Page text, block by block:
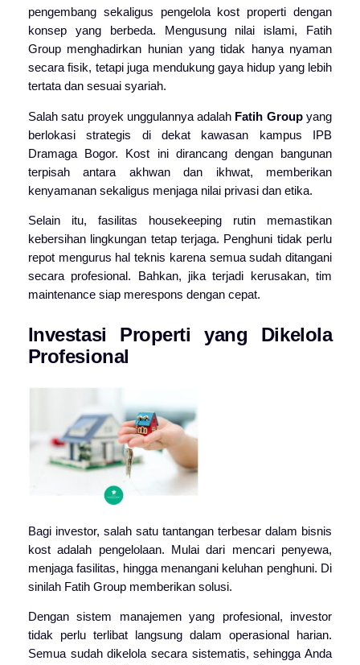
pengembang sekaligus pengelola kost properti dengan
konsep yang berbeda. Mengusung nilai islami, Fatih
Group menghadirkan hunian yang tidak hanya nyaman
secara fisik, tetapi juga mendukung gaya hidup yang lebih
tertata dan sesuai syariah.
Salah satu proyek unggulannya adalah Fatih Groupyang
berlokasi strategis di dekat kawasan kampus IPB
Dramaga Bogor. Kost ini dirancang dengan bangunan
terpisah antara akhwan dan ikhwat, memberikan
kenyamanan sekaligus menjaga nilai privasi dan etika.
Selain itu, fasilitas housekeeping rutin memastikan
kebersihan lingkungan tetap terjaga. Penghuni tidak perlu
repot mengurus hal teknis karena semua sudah ditangani
secara profesional. Bahkan, jika terjadi kerusakan, tim
maintenance siap merespons dengan cepat.
Investasi Properti yang Dikelola
Profesional
Bagi investor, salah satu tantangan terbesar dalam bisnis
kost adalah pengelolaan. Mulai dari mencari penyewa,
menjaga fasilitas, hingga menangani keluhan penghuni. Di
sinilah Fatih Group memberikan solusi.
Dengan sistem manajemen yang profesional, investor
tidak perlu terlibat langsung dalam operasional harian.
Semua sudah dikelola secara sistematis, sehingga Anda